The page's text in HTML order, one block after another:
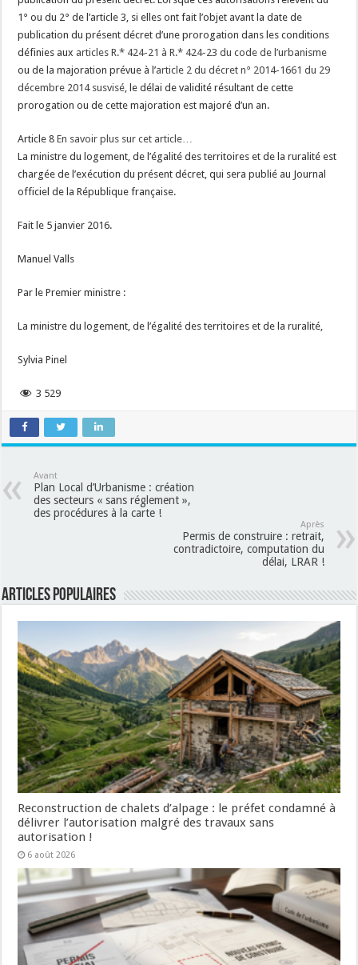
1° ou du 2° de l’article 3, si elles ont fait l’objet avant la date de
publication du présent décret d’une prorogation dans les conditions
définies aux articles R.* 424-21 à R.* 424-23 du code de l’urbanisme
ou de la majoration prévue à l’article 2 du décret n° 2014-1661 du 29
décembre 2014 susvisé, le délai de validité résultant de cette
prorogation ou de cette majoration est majoré d’un an.
Article 8En savoir plus sur cet article…
La ministre du logement, de l’égalité des territoires et de la ruralité est
chargée de l’exécution du présent décret, qui sera publié au Journal
officiel de la République française.
Fait le 5 janvier 2016.
Manuel Valls
Par le Premier ministre :
La ministre du logement, de l’égalité des territoires et de la ruralité,
Sylvia Pinel
3 529
Avant
Plan Local d’Urbanisme : création
des secteurs « sans réglement »,
des procédures à la carte !
Après
Permis de construire : retrait,
contradictoire, computation du
délai, LRAR !
Articles populaires
Reconstruction de chalets d’alpage : le préfet condamné à
délivrer l’autorisation malgré des travaux sans
autorisation !
6 août 2026